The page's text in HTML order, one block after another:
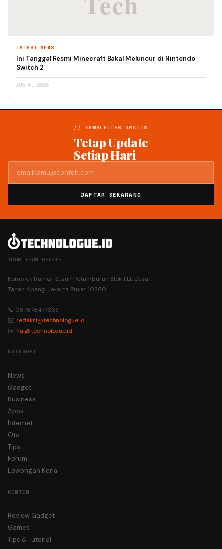
LATEST NEWS
Ini Tanggal Resmi Minecraft Bakal Meluncur di Nintendo
Switch 2
AUG 6, 2026
// NEWSLETTER GRATIS
Tetap Update
Setiap Hari
DAFTAR SEKARANG
YOUR TECH UPDATE
Komplek Rumah Susun Petamburan Blok 1 Lt. Dasar,
Tanah Abang, Jakarta Pusat 10260
📞 087878477366
✉️ redaksi@technologue.id
✉️ hai@technologue.id
KATEGORI
News
Gadget
Business
Apps
Internet
Oto
Tips
Forum
Lowongan Kerja
KONTEN
Review Gadget
Games
Tips & Tutorial